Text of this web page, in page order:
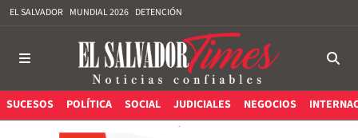
EL SALVADOR MUNDIAL 2026 DETENCIÓN
SUCESOS POLÍTICA SOCIAL JUDICIALES NEGOCIOS